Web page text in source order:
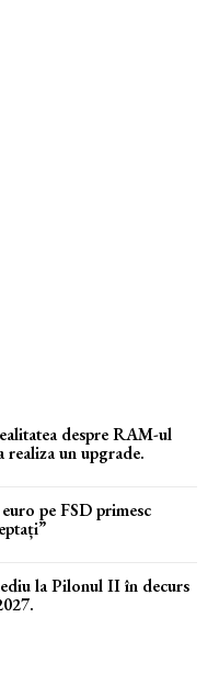
despre RAM-ul
un upgrade.
pe FSD primesc
la Pilonul II în decurs